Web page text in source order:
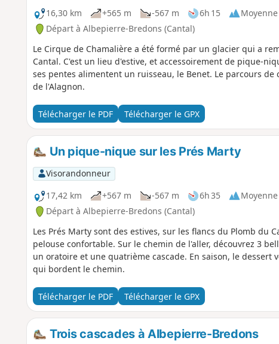
16,30 km
+565 m -567 m 6h 15
Moyenne
Départ à Albepierre-Bredons (Cantal)
Le Cirque de Chamalière a été formé par un glacier qui a
Cantal. C'est un lieu d'estive, et accessoirement de pique-
ses pentes alimentent un ruisseau, le Benet. Le parcours
de l'Alagnon.
Télécharger le PDF Télécharger le GPX
Un pique-nique sur les Prés Marty
Visorandonneur
17,42 km
+567 m -567 m 6h 35
Moyenne
Départ à Albepierre-Bredons (Cantal)
Les Prés Marty sont des estives, sur les flancs du Plomb du
pelouse confortable. Sur le chemin de l'aller, découvrez 3
un oratoire et une quatrième cascade. En saison, le
qui bordent le chemin.
Télécharger le PDF Télécharger le GPX
Trois cascades à Albepierre-Bredons